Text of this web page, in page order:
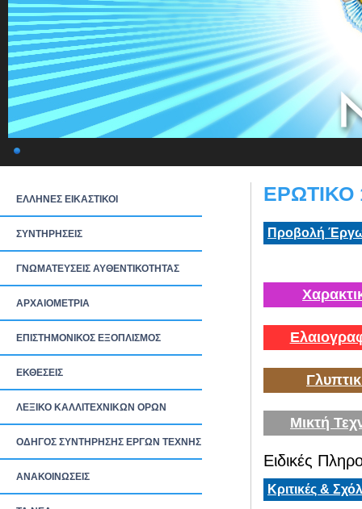
ΕΛΛΗΝΕΣ ΕΙΚΑΣΤΙΚΟΙ
ΣΥΝΤΗΡΗΣΕΙΣ
ΓΝΩΜΑΤΕΥΣΕΙΣ ΑΥΘΕΝΤΙΚΟΤΗΤΑΣ
ΑΡΧΑΙΟΜΕΤΡΙΑ
ΕΠΙΣΤΗΜΟΝΙΚΟΣ ΕΞΟΠΛΙΣΜΟΣ
ΕΚΘΕΣΕΙΣ
ΛΕΞΙΚΟ ΚΑΛΛΙΤΕΧΝΙΚΩΝ ΟΡΩΝ
ΟΔΗΓΟΣ ΣΥΝΤΗΡΗΣΗΣ ΕΡΓΩΝ ΤΕΧΝΗΣ
ΑΝΑΚΟΙΝΩΣΕΙΣ
ΕΡΩΤΙΚΟ
Προβολή
Μικτή
Ειδικές
Κριτικές &